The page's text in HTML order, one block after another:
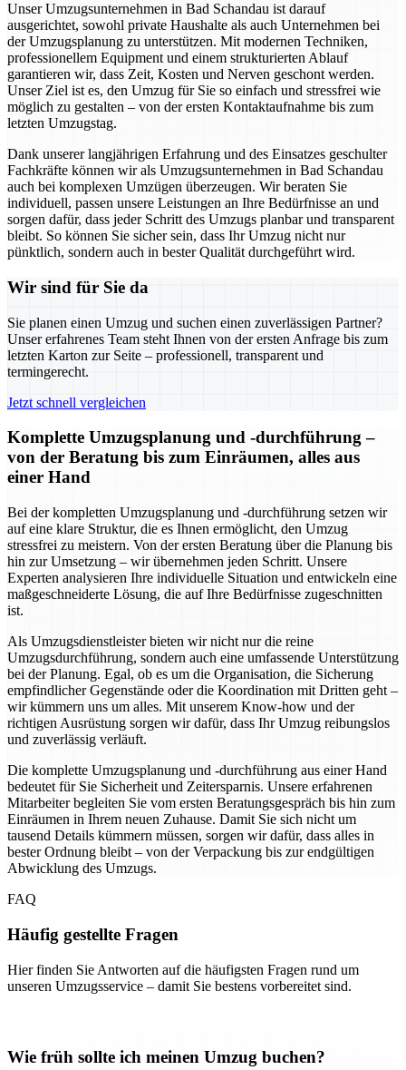
Unser Umzugsunternehmen in Bad Schandau ist darauf
ausgerichtet, sowohl private Haushalte als auch Unternehmen bei
der Umzugsplanung zu unterstützen. Mit modernen Techniken,
professionellem Equipment und einem strukturierten Ablauf
garantieren wir, dass Zeit, Kosten und Nerven geschont werden.
Unser Ziel ist es, den Umzug für Sie so einfach und stressfrei wie
möglich zu gestalten – von der ersten Kontaktaufnahme bis zum
letzten Umzugstag.
Dank unserer langjährigen Erfahrung und des Einsatzes geschulter
Fachkräfte können wir als Umzugsunternehmen in Bad Schandau
auch bei komplexen Umzügen überzeugen. Wir beraten Sie
individuell, passen unsere Leistungen an Ihre Bedürfnisse an und
sorgen dafür, dass jeder Schritt des Umzugs planbar und transparent
bleibt. So können Sie sicher sein, dass Ihr Umzug nicht nur
pünktlich, sondern auch in bester Qualität durchgeführt wird.
Wir sind für Sie da
Sie planen einen Umzug und suchen einen zuverlässigen Partner?
Unser erfahrenes Team steht Ihnen von der ersten Anfrage bis zum
letzten Karton zur Seite – professionell, transparent und
termingerecht.
Jetzt schnell vergleichen
Komplette Umzugsplanung und -durchführung –
von der Beratung bis zum Einräumen, alles aus
einer Hand
Bei der kompletten Umzugsplanung und -durchführung setzen wir
auf eine klare Struktur, die es Ihnen ermöglicht, den Umzug
stressfrei zu meistern. Von der ersten Beratung über die Planung bis
hin zur Umsetzung – wir übernehmen jeden Schritt. Unsere
Experten analysieren Ihre individuelle Situation und entwickeln eine
maßgeschneiderte Lösung, die auf Ihre Bedürfnisse zugeschnitten
ist.
Als Umzugsdienstleister bieten wir nicht nur die reine
Umzugsdurchführung, sondern auch eine umfassende Unterstützung
bei der Planung. Egal, ob es um die Organisation, die Sicherung
empfindlicher Gegenstände oder die Koordination mit Dritten geht –
wir kümmern uns um alles. Mit unserem Know-how und der
richtigen Ausrüstung sorgen wir dafür, dass Ihr Umzug reibungslos
und zuverlässig verläuft.
Die komplette Umzugsplanung und -durchführung aus einer Hand
bedeutet für Sie Sicherheit und Zeitersparnis. Unsere erfahrenen
Mitarbeiter begleiten Sie vom ersten Beratungsgespräch bis hin zum
Einräumen in Ihrem neuen Zuhause. Damit Sie sich nicht um
tausend Details kümmern müssen, sorgen wir dafür, dass alles in
bester Ordnung bleibt – von der Verpackung bis zur endgültigen
Abwicklung des Umzugs.
FAQ
Häufig gestellte Fragen
Hier finden Sie Antworten auf die häufigsten Fragen rund um
unseren Umzugsservice – damit Sie bestens vorbereitet sind.
Wie früh sollte ich meinen Umzug buchen?